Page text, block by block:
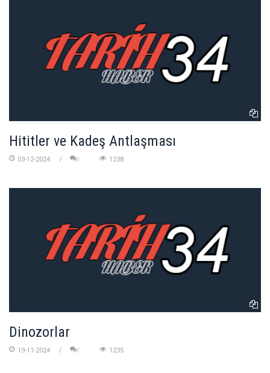
Hititler ve Kadeş Antlaşması
03-12-2024 1238
Dinozorlar
19-11-2024 1235